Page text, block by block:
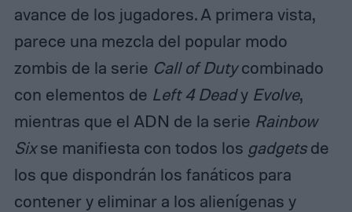
avance de los jugadores. A primera vista,
parece una mezcla del popular modo
zombis de la serie Call of Dutycombinado
con elementos de Left 4 Deady Evolve,
mientras que el ADN de la serie Rainbow
Sixse manifiesta con todos los gadgetsde
los que dispondrán los fanáticos para
contener y eliminar a los alienígenas y